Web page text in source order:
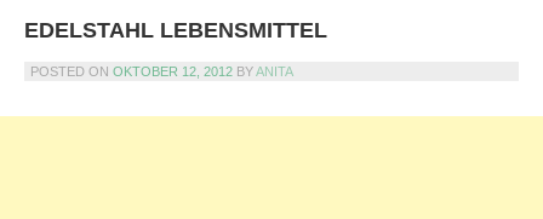
EDELSTAHL LEBENSMITTEL
POSTED ON OKTOBER 12, 2012 BYANITA